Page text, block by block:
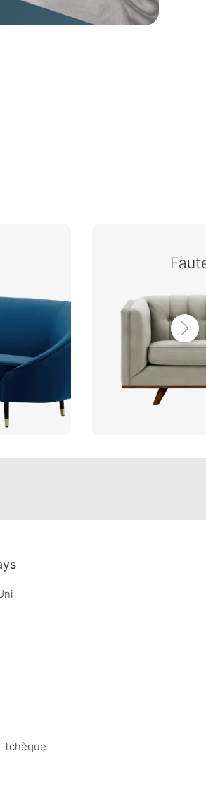
Tchèque